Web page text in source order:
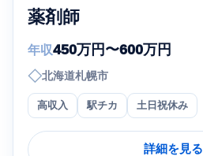
薬剤師
年収450万円〜600万円
◇北海道札幌市
高収入 駅チカ 土日祝休み
詳細を見る